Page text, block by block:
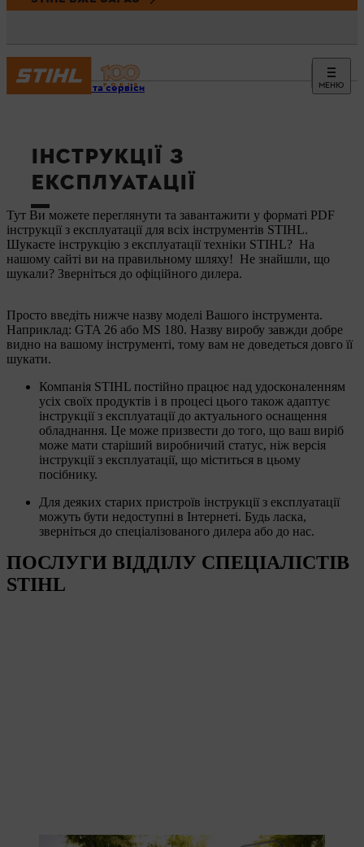
МЕНЮ
Новини та сервіси
ІНСТРУКЦІЇ З
ЕКСПЛУАТАЦІЇ
Тут Ви можете переглянути та завантажити у форматі PDF
інструкції з експлуатації для всіх інструментів STIHL.
Шукаєте інструкцію з експлуатації техніки STIHL? На
нашому сайті ви на правильному шляху! Не знайшли, що
шукали? Зверніться до офіційного дилера.
Просто введіть нижче назву моделі Вашого інструмента.
Наприклад: GTA 26 або MS 180. Назву виробу завжди добре
видно на вашому інструменті, тому вам не доведеться довго її
шукати.
Компанія STIHL постійно працює над удосконаленням
усіх своїх продуктів і в процесі цього також адаптує
інструкції з експлуатації до актуального оснащення
обладнання. Це може призвести до того, що ваш виріб
може мати старіший виробничий статус, ніж версія
інструкції з експлуатації, що міститься в цьому
посібнику.
Для деяких старих пристроїв інструкції з експлуатації
можуть бути недоступні в Інтернеті. Будь ласка,
зверніться до спеціалізованого дилера або до нас.
ПОСЛУГИ ВІДДІЛУ СПЕЦІАЛІСТІВ
STIHL